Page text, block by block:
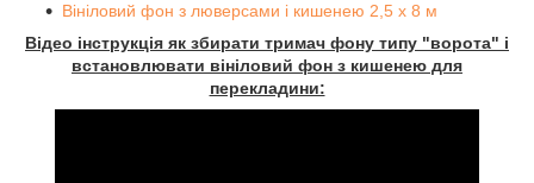
Вініловий фон з люверсами і кишенею 2,5 х 8 м
Відео інструкція як збирати тримач фону типу "ворота" і
встановлювати вініловий фон з кишенею для
перекладини: